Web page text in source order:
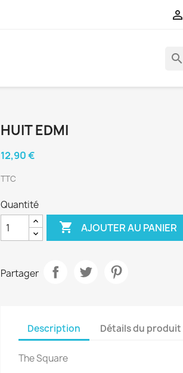

search
HUIT EDMI
12,90 €
TTC
Quantité
 AJOUTER AU PANIER
Partager
Description Détails du produit
The Square